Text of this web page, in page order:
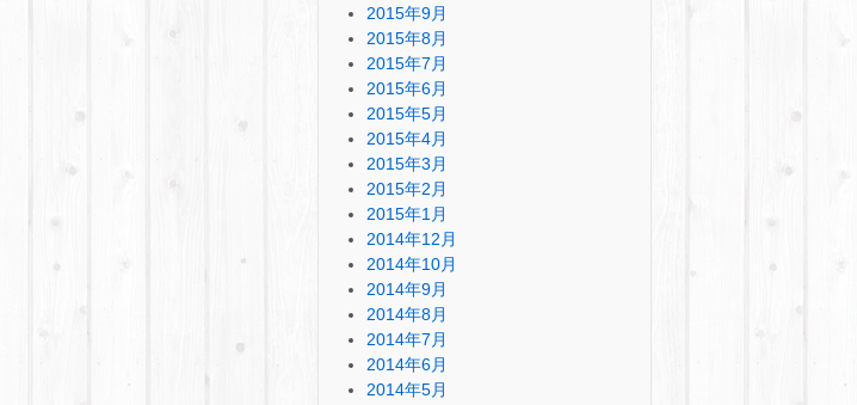
2015年9月
2015年8月
2015年7月
2015年6月
2015年5月
2015年4月
2015年3月
2015年2月
2015年1月
2014年12月
2014年10月
2014年9月
2014年8月
2014年7月
2014年6月
2014年5月